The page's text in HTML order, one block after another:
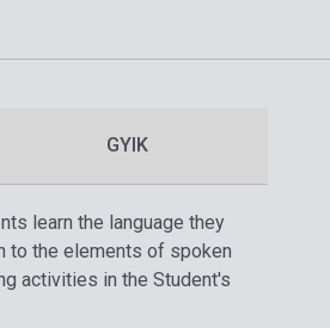
GYIK
learn the language they
to the elements of spoken
activities in the Student's